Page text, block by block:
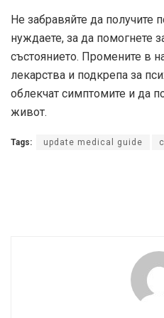
Не забравяйте да получите
нуждаете, за да помогнете
състоянието. Промените в
лекарства и подкрепа за
облекчат симптомите и да
живот.
Tags: update medical guide